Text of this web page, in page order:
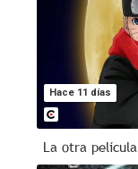
Hace 11 días
La otra película